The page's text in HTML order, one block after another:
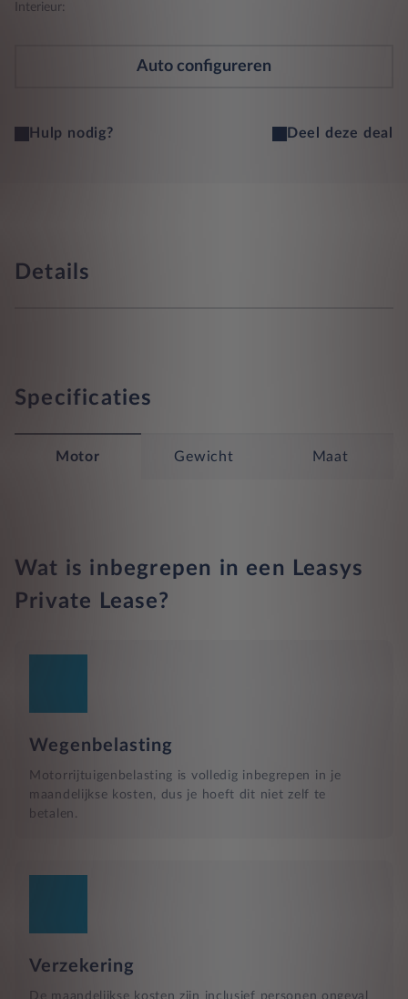
Interieur:
Auto configureren
Hulp nodig? Deel deze deal
Details
Specificaties
Motor Gewicht Maat
Wat is inbegrepen in een Leasys
Private Lease?
Wegenbelasting
Motorrijtuigenbelasting is volledig inbegrepen in je
maandelijkse kosten, dus je hoeft dit niet zelf te
betalen.
Verzekering
De maandelijkse kosten zijn inclusief personen ongeval